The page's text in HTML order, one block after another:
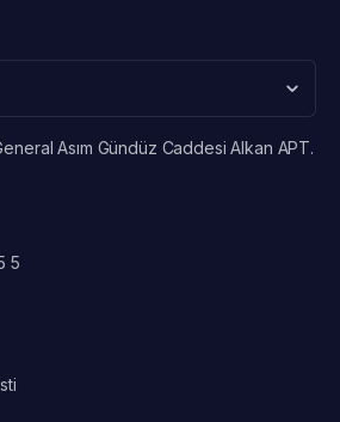
Asım Gündüz Caddesi Alkan APT.
5